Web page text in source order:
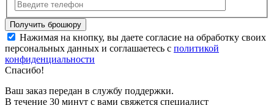
Нажимая на кнопку, вы даете согласие на обработку своих
персональных данных и соглашаетесь с политикой
конфиденциальности
Спасибо!
Ваш заказ передан в службу поддержки.
В течение 30 минут с вами свяжется специалист